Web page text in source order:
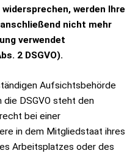
werden Ihre
nicht mehr
verwendet
2 DSGVO).
Aufsichtsbehörde
die DSGVO steht den
bei einer
in dem Mitgliedstaat ihres
Arbeitsplatzes oder des